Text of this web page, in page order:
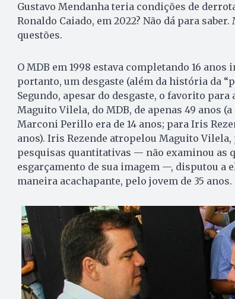
Gustavo Mendanha teria condições de
Ronaldo Caiado, em 2022? Não dá para
questões.
O MDB em 1998 estava completando 16
portanto, um desgaste (além da história da
Segundo, apesar do desgaste, o favorito
Maguito Vilela, do MDB, de apenas 49 anos
Marconi Perillo era de 14 anos; para Iris
anos). Iris Rezende atropelou Maguito Vilela,
pesquisas quantitativas — não examinou as
esgarçamento de sua imagem —, disputou a
maneira acachapante, pelo jovem de 35 anos.